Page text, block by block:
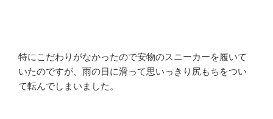
特にこだわりがなかったので安物のスニーカーを履いて
いたのですが、雨の日に滑って思いっきり尻もちをつい
て転んでしまいました。